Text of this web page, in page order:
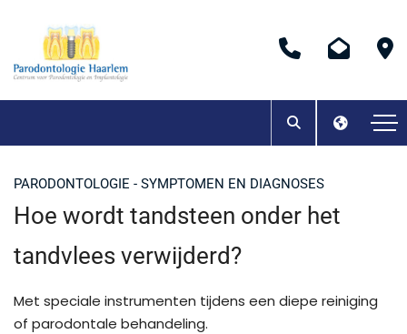
PARODONTOLOGIE - SYMPTOMEN EN DIAGNOSES
Hoe wordt tandsteen onder het
tandvlees verwijderd?
Met speciale instrumenten tijdens een diepe reiniging
of parodontale behandeling.